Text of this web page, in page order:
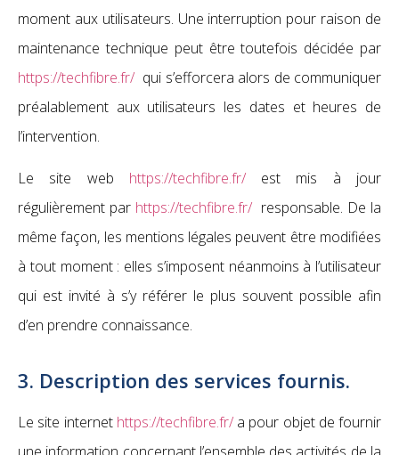
moment aux utilisateurs. Une interruption pour raison de
maintenance technique peut être toutefois décidée par
https://techfibre.fr/ qui s’efforcera alors de communiquer
préalablement aux utilisateurs les dates et heures de
l’intervention.
Le site web https://techfibre.fr/est mis à jour
régulièrement par https://techfibre.fr/ responsable. De la
même façon, les mentions légales peuvent être modifiées
à tout moment : elles s’imposent néanmoins à l’utilisateur
qui est invité à s’y référer le plus souvent possible afin
d’en prendre connaissance.
3. Description des services fournis.
Le site internet https://techfibre.fr/a pour objet de fournir